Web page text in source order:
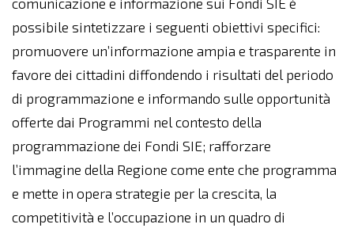
comunicazione e informazione sui Fondi SIE è
possibile sintetizzare i seguenti obiettivi specifici:
promuovere un’informazione ampia e trasparente in
favore dei cittadini diffondendo i risultati del periodo
di programmazione e informando sulle opportunità
offerte dai Programmi nel contesto della
programmazione dei Fondi SIE; rafforzare
l’immagine della Regione come ente che programma
e mette in opera strategie per la crescita, la
competitività e l’occupazione in un quadro di